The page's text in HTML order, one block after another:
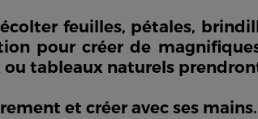
feuilles, pétales,
pour créer de
tableaux naturels
et créer avec ses mains.